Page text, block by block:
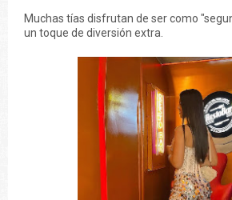
Muchas tías disfrutan de ser como
un toque de diversión extra.